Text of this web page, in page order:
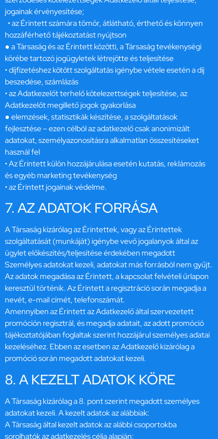
jogainak érvényesítése;
• az Érintett számára tömör, átlátható, érthető és könnyen
hozzáférhető tájékoztatást nyújtson
● a Társaság és az Érintett közötti, a Társaság tevékenységi
körébe tartozó jogügyletek létrejötte és teljesítése
• díjfizetéshez kötött szolgáltatás igénybe vétele esetén a díj
beszedése, számlázás
• az Adatkezelőt terhelő kötelezettségek teljesítése, az
Adatkezelőt megillető jogok gyakorlása
● elemzések, statisztikák készítése, a szolgáltatások
fejlesztése – ezen célból az adatkezelő csak anonimizált
adatokat, személyazonosításra alkalmatlan összesítéseket
használ fel
• Az Érintett külön hozzájárulása esetén kutatás, reklámozás
és egyéb marketing tevékenység
• az Érintett jogainak védelme.
7. AZ ADATOK FORRÁSA
A Társaság kizárólag az Érintettek, vagy az Érintettek
szolgáltatását (munkáját) igénybe vevő jogalanyok által az
ügylet előkészítés/teljesítése érdekében megadott
Személyes adatokat kezeli, adatokat más forrásból nem gyűjt.
Az adatok megadása az Érintett, a kapcsolat felvételi űrlapon
keresztül történik. Az Érintett a regisztráció során megadja a
nevét, e-mail címét, telefonszámát.
Amennyiben az Érintett az Adatkezelő által szervezetett
promóción regisztrál, és megadja adatait, az adott promóció
tájékoztatójában foglaltak szerint hozzájárul személyes adatai
kezeléséhez. Ebben az esetben az Adatkezelő kizárólag a
promóció során megadott adatokat kezeli.
8. A KEZELT ADATOK KÖRE
A Társaság kizárólag a 8. pont szerint megadott személyes
adatokat kezeli. A kezelt adatok az alábbiak:
A Társaság által kezelt adatok az alábbi csoportokba
sorolhatók az adatkezelés célja alapján: